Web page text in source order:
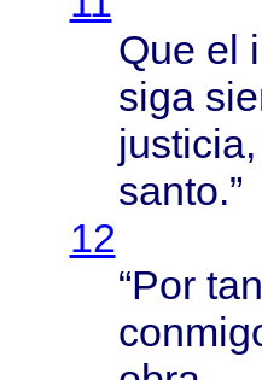
Que el
siga
justicia
santo.”
12
“Por